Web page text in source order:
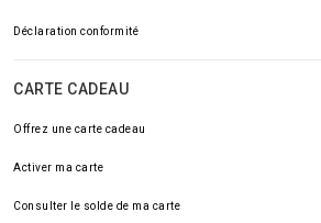
Déclaration conformité
CARTE CADEAU
Offrez une carte cadeau
Activer ma carte
Consulter le solde de ma carte